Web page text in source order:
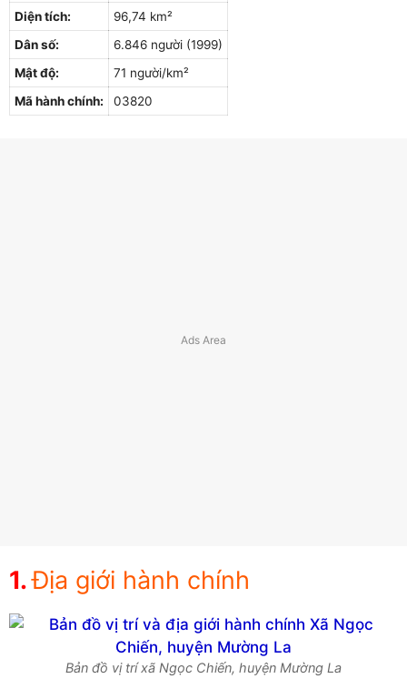
Diện tích:
96,74 km²
Dân số:
6.846 người (1999)
Mật độ:
71 người/km²
Mã hành chính:
03820
Địa giới hành chính
Bản đồ vị trí xã Ngọc Chiến, huyện Mường La